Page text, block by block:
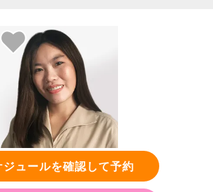
ジュールを確認して予約